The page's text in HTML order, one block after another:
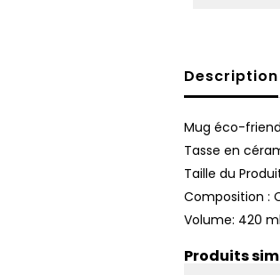
Description
Mug éco-
Tasse en
Taille du
Composition :
Volume: 420
Produits